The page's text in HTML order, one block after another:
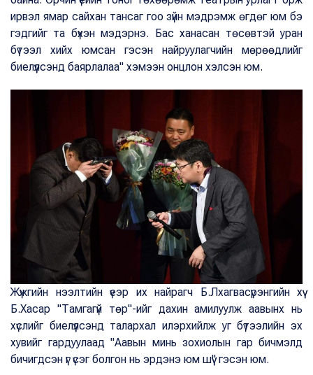
ирвэл ямар сайхан тансаг гоо зүйн мэдрэмж өгдөг юм бэ
гэдгийг та бүхэн мэдэрнэ. Бас ханасан төсөвтэй уран
бүтээл хийх юмсан гэсэн найруулагчийн мөрөөдлийг
биелүүлсэнд баярлалаа" хэмээн онцлон хэлсэн юм.
Жүжгийн нээлтийн үеэр их найрагч Б.Лхагвасүрэнгийн хүү
Б.Хасар "Тамгагүй төр"-ийг дахин амилуулж аавынх нь
хүслийг биелүүлсэнд талархал илэрхийлж уг бүтээлийн эх
хувийг гардуулаад "Аавын минь зохиолын гар бичмэлд
бичигдсэн үг үсэг болгон нь эрдэнэ юм шүү" гэсэн юм.